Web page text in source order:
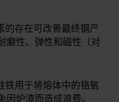
的存在可改善最终钢产
磨性、弹性和磁性（对
铁用于将熔体中的铬氧
炉渣而造成浪费。